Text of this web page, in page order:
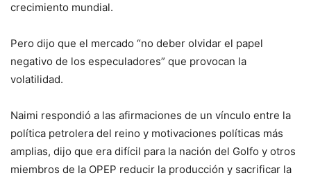
crecimiento mundial.
Pero dijo que el mercado “no deber olvidar el papel
negativo de los especuladores” que provocan la
volatilidad.
Naimi respondió a las afirmaciones de un vínculo entre la
política petrolera del reino y motivaciones políticas más
amplias, dijo que era difícil para la nación del Golfo y otros
miembros de la OPEP reducir la producción y sacrificar la